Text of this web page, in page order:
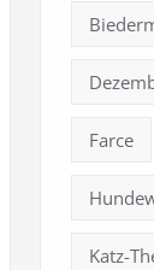
Farce
Katz-